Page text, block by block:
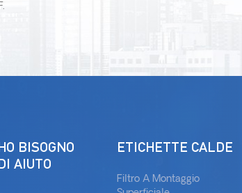
BISOGNO
AIUTO
ETICHETTE CALDE
Filtro A Montaggio